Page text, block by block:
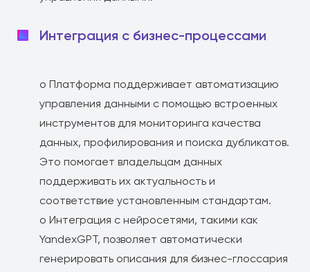
Интеграция с бизнес-процессами
o Платформа поддерживает автоматизацию
управления данными с помощью встроенных
инструментов для мониторинга качества
данных, профилирования и поиска дубликатов.
Это помогает владельцам данных
поддерживать их актуальность и
соответствие установленным стандартам.
o Интеграция с нейросетями, такими как
YandexGPT, позволяет автоматически
генерировать описания для бизнес-глоссария